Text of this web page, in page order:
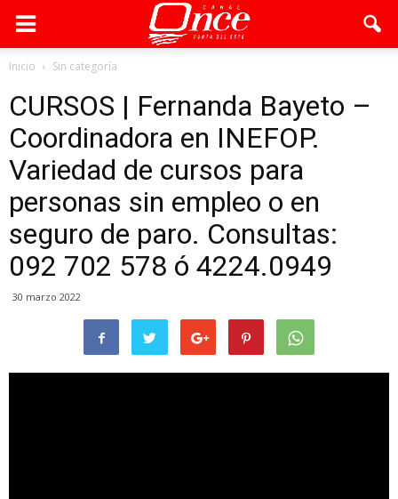
Inicio Sin categoría
CURSOS | Fernanda Bayeto –
Coordinadora en INEFOP.
Variedad de cursos para
personas sin empleo o en
seguro de paro. Consultas:
092 702 578 ó 4224.0949
30 marzo 2022